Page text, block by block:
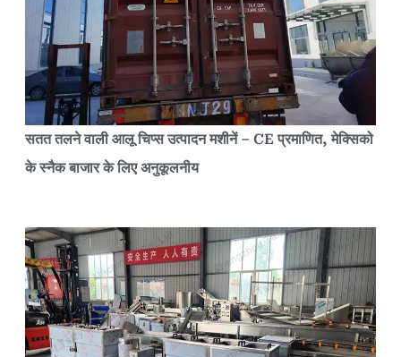
सतत तलने वाली आलू चिप्स उत्पादन मशीनें – CE प्रमाणित, मेक्सिको
के स्नैक बाजार के लिए अनुकूलनीय